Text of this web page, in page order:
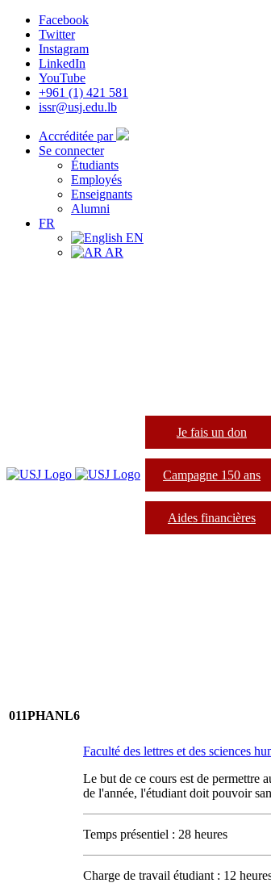
Facebook
Twitter
Instagram
LinkedIn
YouTube
+961 (1) 421 581
issr@usj.edu.lb
Accréditée par
Se connecter
Étudiants
Employés
Enseignants
Alumni
FR
EN
AR
Je fais un don
Campagne 150 ans
Aides financières
011PHANL6
Faculté des lettres et des sciences
Le but de ce cours est de permettre
de l'année, l'étudiant doit pouvoir
Temps présentiel : 28 heures
Charge de travail étudiant : 12